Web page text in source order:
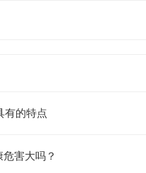
有的特点
害大吗？